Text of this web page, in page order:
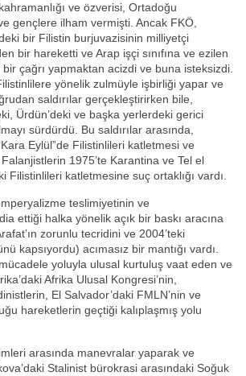
ve özverisi, Ortadoğu
gençlere ilham vermişti. Ancak FKÖ,
bir Filistin burjuvazisinin milliyetçi
bir hareketti ve Arap işçi sınıfına ve ezilen
çağrı yapmaktan acizdi ve buna isteksizdi.
yönelik zulmüyle işbirliği yapar ve
saldırılar gerçekleştirirken bile,
Ürdün’deki ve başka yerlerdeki gerici
sürdürdü. Bu saldırılar arasında,
Eylül”de Filistinlileri katletmesi ve
Falanjistlerin 1975’te Karantina ve Tel el
Filistinlileri katletmesine suç ortaklığı vardı.
teslimiyetinin ve
ettiği halka yönelik açık bir baskı aracına
zorunlu tecridini ve 2004’teki
kapsıyordu) acımasız bir mantığı vardı.
yoluyla ulusal kurtuluş vaat eden ve
Afrika Ulusal Kongresi’nin,
El Salvador’daki FMLN’nin ve
hareketlerin geçtiği kalıplaşmış yolu
arasında manevralar yaparak ve
Stalinist bürokrasi arasındaki Soğuk